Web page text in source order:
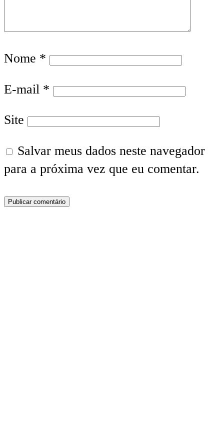
Nome *
E-mail *
Site
Salvar meus dados neste navegador
para a próxima vez que eu comentar.